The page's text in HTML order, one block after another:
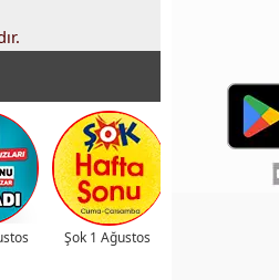
₺859,00
₺649,00
₺649,00
₺189,00
₺219,00
Şok 1 Ağustos